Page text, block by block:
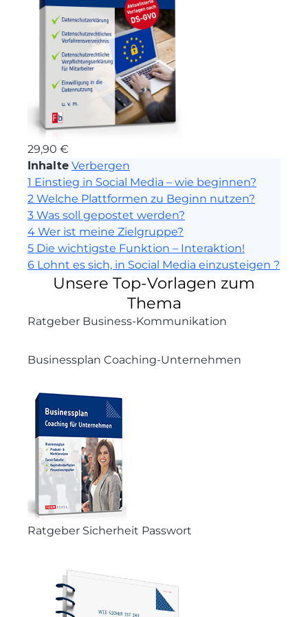
29,90 €
Inhalte Verbergen
1 Einstieg in Social Media – wie beginnen?
2 Welche Plattformen zu Beginn nutzen?
3 Was soll gepostet werden?
4 Wer ist meine Zielgruppe?
5 Die wichtigste Funktion – Interaktion!
6 Lohnt es sich, in Social Media einzusteigen ?
Unsere Top-Vorlagen zum
Thema
Ratgeber Business-Kommunikation
Businessplan Coaching-Unternehmen
Ratgeber Sicherheit Passwort